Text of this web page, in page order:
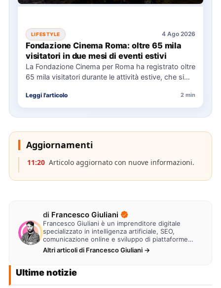
LIFESTYLE 4 Ago 2026
Fondazione Cinema Roma: oltre 65 mila
visitatori in due mesi di eventi estivi
La Fondazione Cinema per Roma ha registrato oltre
65 mila visitatori durante le attività estive, che si
Leggi l'articolo 2 min
Aggiornamenti
11:20 Articolo aggiornato con nuove informazioni.
di Francesco Giuliani
Francesco Giuliani è un imprenditore digitale
specializzato in intelligenza artificiale, SEO,
comunicazione online e sviluppo di piattaforme
web. Lavora alla creazione di…
Altri articoli di Francesco Giuliani →
Ultime notizie